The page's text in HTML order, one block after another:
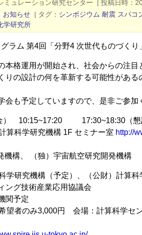
ミュレーション研究センター | 投稿日時
お知らせ | タグ シンポジウム 耐震 スパコ
学研究所
ラム 第4回「分野4 次世代ものづくり
格運用が開始され、社会からの注目
りの設計の何を革新する可能性があ
も予定していますので、是非ご参加
） 10:15~17:20 17:30~18:30（懇
科学研究機構 1F セミナー室 http://
構、 （独）宇宙航空研究開発機構
研究機構（予定）、（公財）計算科
術産業応用協議会
関予定
者のみ3,000円 会場：計算科学セン